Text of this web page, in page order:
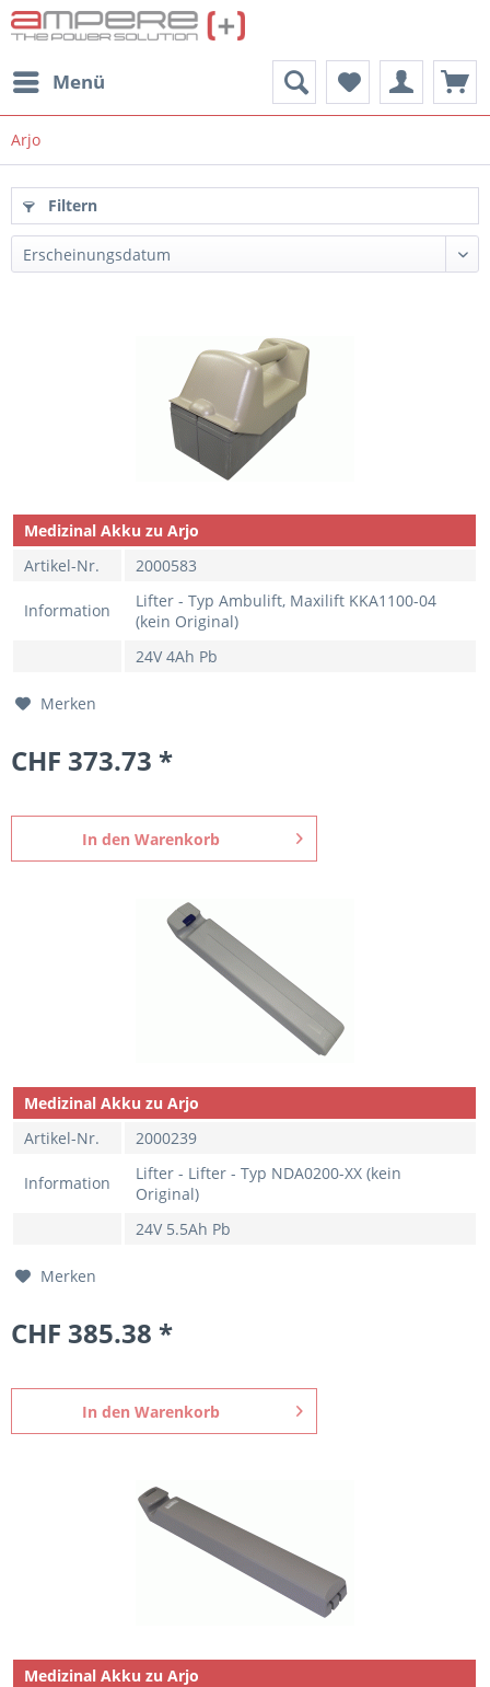
Menü
Arjo
Filtern
Medizinal Akku zu Arjo
Artikel-Nr.
2000583
Information
Lifter - Typ Ambulift, Maxilift KKA1100-04
(kein Original)
24V 4Ah Pb
Merken
CHF 373.73 *
In den Warenkorb
Medizinal Akku zu Arjo
Artikel-Nr.
2000239
Information
Lifter - Lifter - Typ NDA0200-XX (kein
Original)
24V 5.5Ah Pb
Merken
CHF 385.38 *
In den Warenkorb
Medizinal Akku zu Arjo